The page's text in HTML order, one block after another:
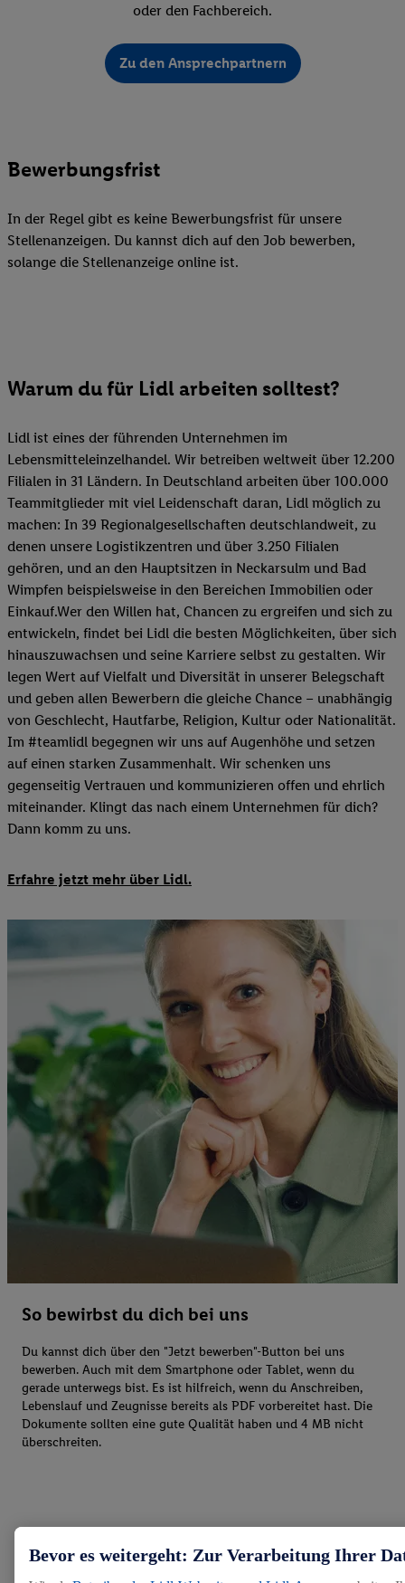
oder den Fachbereich.
Zu den Ansprechpartnern
Bewerbungsfrist
In der Regel gibt es keine Bewerbungsfrist für unsere
Stellenanzeigen. Du kannst dich auf den Job bewerben,
solange die Stellenanzeige online ist.
Warum du für Lidl arbeiten solltest?
Lidl ist eines der führenden Unternehmen im
Lebensmitteleinzelhandel. Wir betreiben weltweit über 12.200
Filialen in 31 Ländern. In Deutschland arbeiten über 100.000
Teammitglieder mit viel Leidenschaft daran, Lidl möglich zu
machen: In 39 Regionalgesellschaften deutschlandweit, zu
denen unsere Logistikzentren und über 3.250 Filialen
gehören, und an den Hauptsitzen in Neckarsulm und Bad
Wimpfen beispielsweise in den Bereichen Immobilien oder
Einkauf.Wer den Willen hat, Chancen zu ergreifen und sich zu
entwickeln, findet bei Lidl die besten Möglichkeiten, über sich
hinauszuwachsen und seine Karriere selbst zu gestalten. Wir
legen Wert auf Vielfalt und Diversität in unserer Belegschaft
und geben allen Bewerbern die gleiche Chance – unabhängig
von Geschlecht, Hautfarbe, Religion, Kultur oder Nationalität.
Im #teamlidl begegnen wir uns auf Augenhöhe und setzen
auf einen starken Zusammenhalt. Wir schenken uns
gegenseitig Vertrauen und kommunizieren offen und ehrlich
miteinander. Klingt das nach einem Unternehmen für dich?
Dann komm zu uns.​
Erfahre jetzt mehr über Lidl.
So bewirbst du dich bei uns
Du kannst dich über den "Jetzt bewerben"-Button bei uns
bewerben. Auch mit dem Smartphone oder Tablet, wenn du
gerade unterwegs bist. Es ist hilfreich, wenn du Anschreiben,
Lebenslauf und Zeugnisse bereits als PDF vorbereitet hast. Die
Dokumente sollten eine gute Qualität haben und 4 MB nicht
überschreiten.
Bevor es weitergeht: Zur Verarbeitung Ihrer